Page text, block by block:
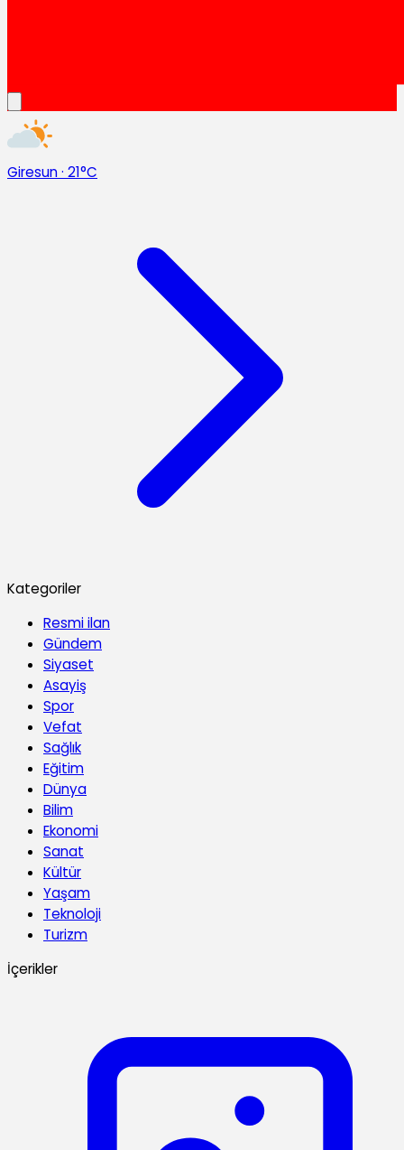
Giresun· 21°C
Kategoriler
Resmi ilan
Gündem
Siyaset
Asayiş
Spor
Vefat
Sağlık
Eğitim
Dünya
Bilim
Ekonomi
Sanat
Kültür
Yaşam
Teknoloji
Turizm
İçerikler